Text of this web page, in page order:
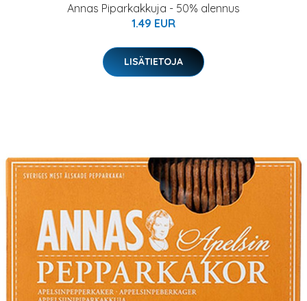
Annas Piparkakkuja - 50% alennus
1.49 EUR
LISÄTIETOJA